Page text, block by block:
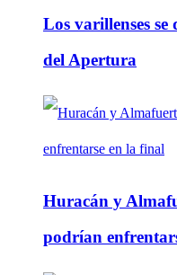
Los varillenses
del Apertura
Huracán y
podrían